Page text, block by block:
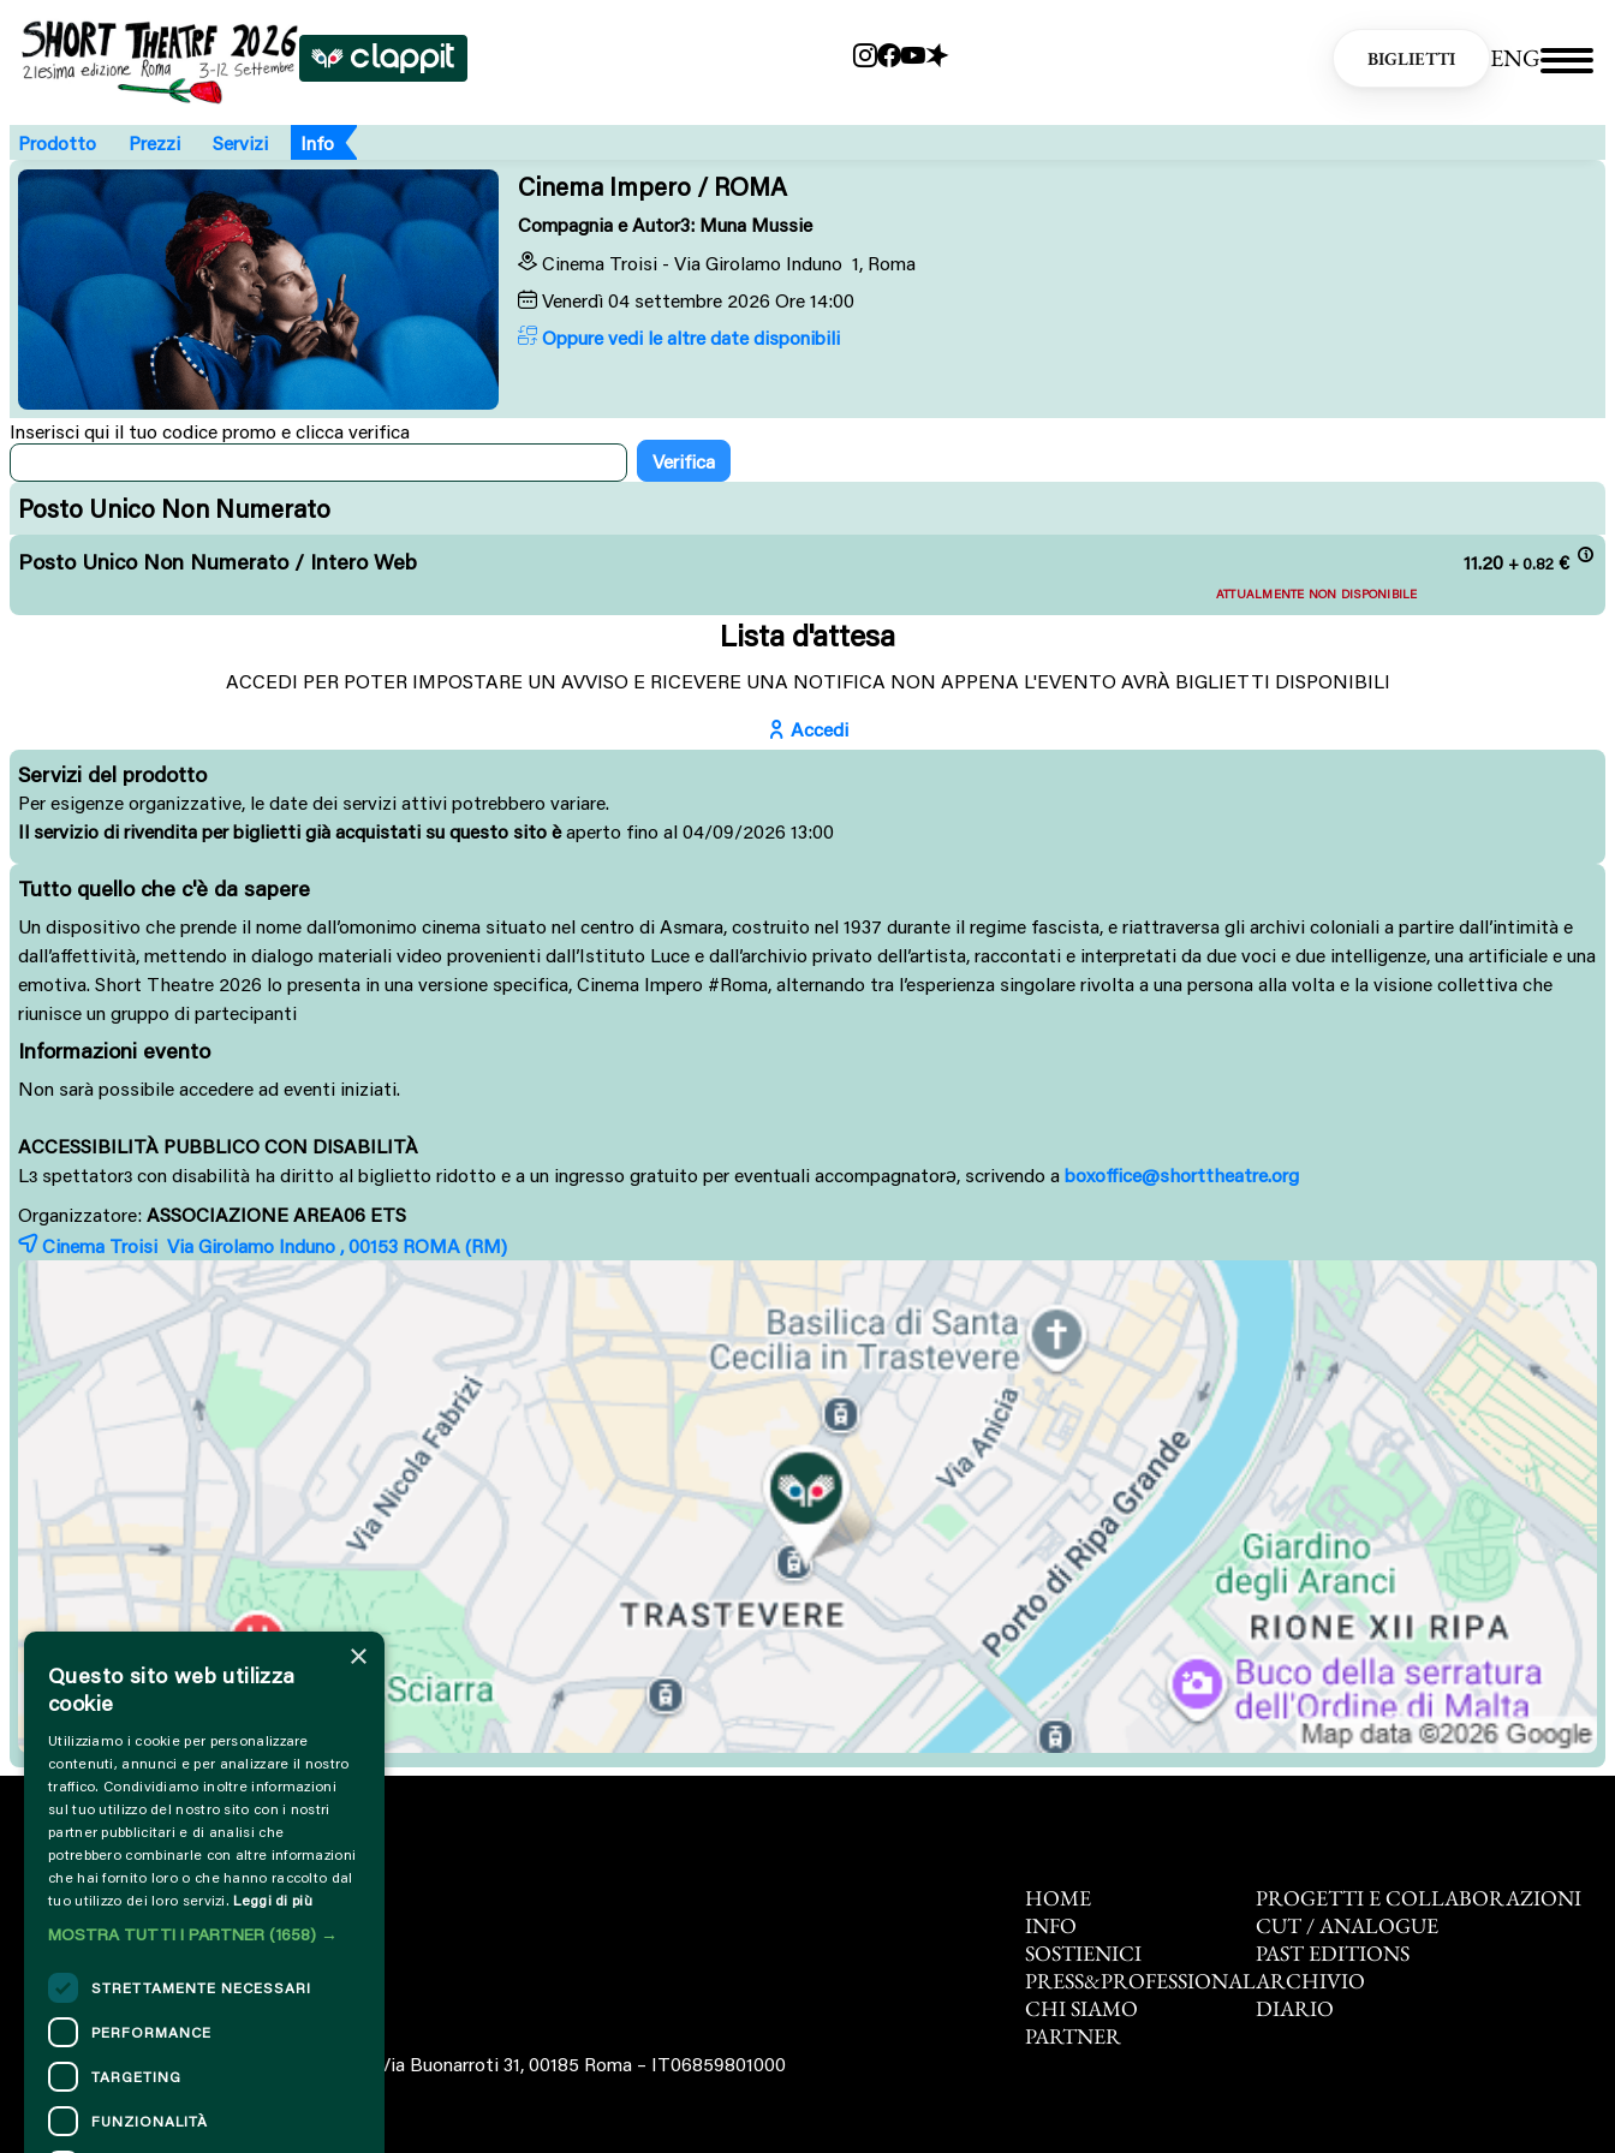
BIGLIETTI ENG
Prodotto Prezzi Servizi Info
Cinema Impero / ROMA
Compagnia e Autor3: Muna Mussie
Cinema Troisi - Via Girolamo Induno 1, Roma
Venerdì 04 settembre 2026 Ore 14:00
Oppure vedi le altre date disponibili
Inserisci qui il tuo codice promo e clicca verifica
Posto Unico Non Numerato
Posto Unico Non Numerato / Intero Web 11.20 + 0.82 €
ATTUALMENTE NON DISPONIBILE
Lista d'attesa
ACCEDI PER POTER IMPOSTARE UN AVVISO E RICEVERE UNA NOTIFICA NON APPENA L'EVENTO AVRÀ BIGLIETTI DISPONIBILI
Accedi
Servizi del prodotto
Per esigenze organizzative, le date dei servizi attivi potrebbero variare.
Il servizio di rivendita per biglietti già acquistati su questo sito èaperto fino al 04/09/2026 13:00
Tutto quello che c'è da sapere
Un dispositivo che prende il nome dall’omonimo cinema situato nel centro di Asmara, costruito nel 1937 durante il regime fascista, e riattraversa gli archivi coloniali a partire dall’intimità e
dall’affettività, mettendo in dialogo materiali video provenienti dall’Istituto Luce e dall’archivio privato dell’artista, raccontati e interpretati da due voci e due intelligenze, una artificiale e una
emotiva. Short Theatre 2026 lo presenta in una versione specifica, Cinema Impero #Roma, alternando tra l’esperienza singolare rivolta a una persona alla volta e la visione collettiva che
riunisce un gruppo di partecipanti
Informazioni evento
Non sarà possibile accedere ad eventi iniziati.
ACCESSIBILITÀ PUBBLICO CON DISABILITÀ
Lɜ spettatorɜ con disabilità ha diritto al biglietto ridotto e a un ingresso gratuito per eventuali accompagnatorə, scrivendo a boxoffice@shorttheatre.org
Organizzatore: ASSOCIAZIONE AREA06 ETS
Cinema Troisi Via Girolamo Induno , 00153 ROMA(RM)
HOME
INFO
SOSTIENICI
PRESS&PROFESSIONAL
CHI SIAMO
PARTNER
PROGETTI E COLLABORAZIONI
CUT / ANALOGUE
PAST EDITIONS
ARCHIVIO
DIARIO
© 2023 – Associazione AREA06 – ETS – Via Buonarroti 31, 00185 Roma – IT06859801000
CONTATTI
×
Questo sito web utilizza
cookie
Utilizziamo i cookie per personalizzare
contenuti, annunci e per analizzare il nostro
traffico. Condividiamo inoltre informazioni
sul tuo utilizzo del nostro sito con i nostri
partner pubblicitari e di analisi che
potrebbero combinarle con altre informazioni
che hai fornito loro o che hanno raccolto dal
tuo utilizzo dei loro servizi. Leggi di più
MOSTRA TUTTI I PARTNER (1658) →
STRETTAMENTE NECESSARI
PERFORMANCE
TARGETING
FUNZIONALITÀ